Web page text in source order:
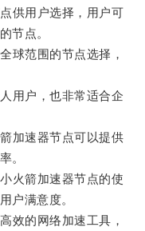
供用户选择，用户可
节点。
范围的节点选择，
用户，也非常适合企
加速器节点可以提供
。
火箭加速器节点的使
户满意度。
的网络加速工具，